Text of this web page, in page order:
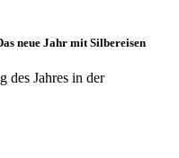
neue Jahr mit Silbereisen
des Jahres in der